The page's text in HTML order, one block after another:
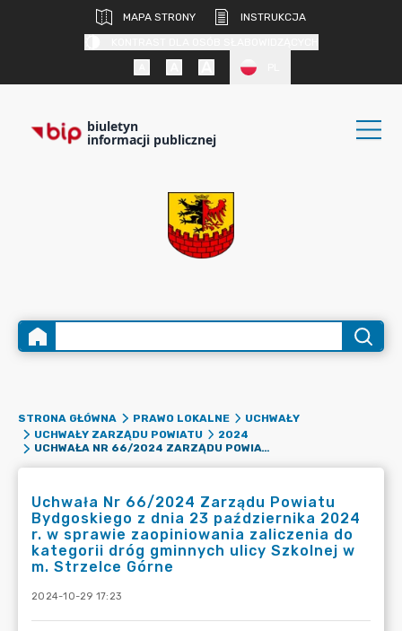
MAPA STRONY
INSTRUKCJA
biuletyn
informacji publicznej
STRONA GŁÓWNA PRAWO LOKALNE
UCHWAŁY
UCHWAŁY ZARZĄDU POWIATU
2024
UCHWAŁA NR 66/2024 ZARZĄDU POWIATU BYDGOSKIEGO Z DNIA 23 PAŹDZIERNIKA 2024 R. W SPRAWIE ZAOPINIOWANIA ZALICZENIA DO KATEGORII DRÓG GMINNYCH ULICY SZKOLNEJ W M. STRZELCE GÓRNE
Uchwała Nr 66/2024 Zarządu Powiatu
Bydgoskiego z dnia 23 października 2024
r. w sprawie zaopiniowania zaliczenia do
kategorii dróg gminnych ulicy Szkolnej w
m. Strzelce Górne
2024-10-29 17:23